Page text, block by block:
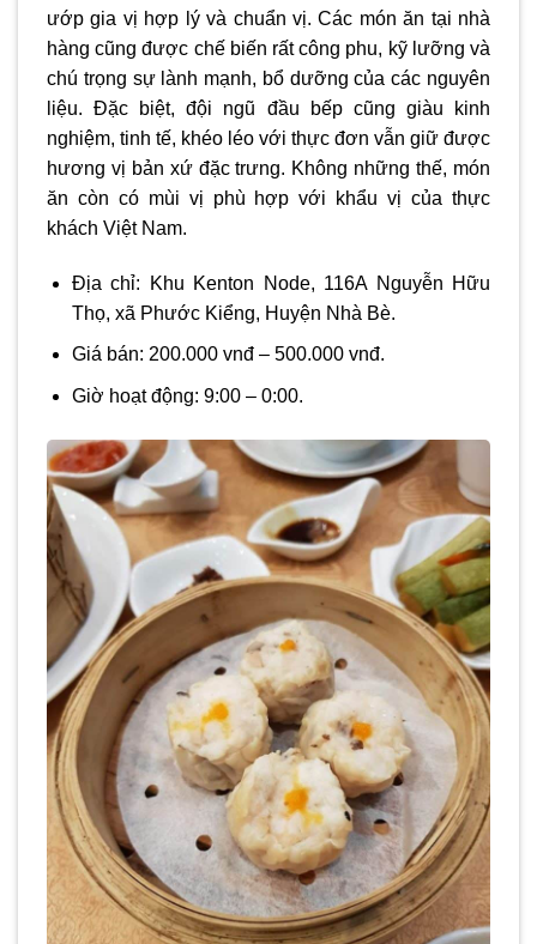
ướp gia vị hợp lý và chuẩn vị. Các món ăn tại nhà
hàng cũng được chế biến rất công phu, kỹ lưỡng và
chú trọng sự lành mạnh, bổ dưỡng của các nguyên
liệu. Đặc biệt, đội ngũ đầu bếp cũng giàu kinh
nghiệm, tinh tế, khéo léo với thực đơn vẫn giữ được
hương vị bản xứ đặc trưng. Không những thế, món
ăn còn có mùi vị phù hợp với khẩu vị của thực
khách Việt Nam.
Địa chỉ: Khu Kenton Node, 116A Nguyễn Hữu
Thọ, xã Phước Kiểng, Huyện Nhà Bè.
Giá bán: 200.000 vnđ – 500.000 vnđ.
Giờ hoạt động: 9:00 – 0:00.